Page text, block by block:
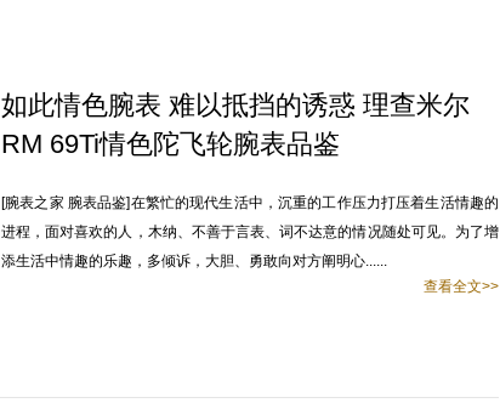
如此情色腕表 难以抵挡的诱惑 理查米尔
RM 69Ti情色陀飞轮腕表品鉴
[腕表之家 腕表品鉴]在繁忙的现代生活中，沉重的工作压力打压着生活情趣的
进程，面对喜欢的人，木纳、不善于言表、词不达意的情况随处可见。为了增
添生活中情趣的乐趣，多倾诉，大胆、勇敢向对方阐明心......
查看全文>>